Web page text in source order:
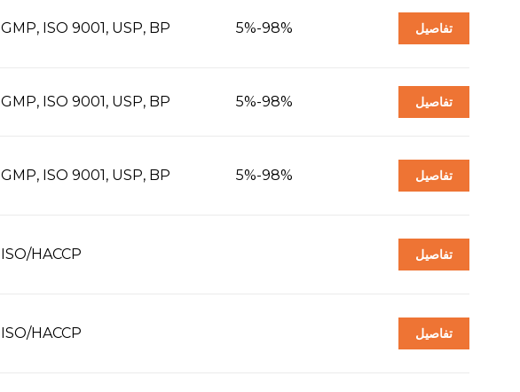
GMP, ISO 9001, USP, BP 5%-98% تفاصيل
GMP, ISO 9001, USP, BP 5%-98% تفاصيل
GMP, ISO 9001, USP, BP 5%-98% تفاصيل
ISO/HACCP تفاصيل
ISO/HACCP تفاصيل